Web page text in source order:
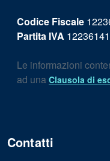
Codice Fiscale
Partita IVA
Le informazioni
ad una Clausola di
Contatti